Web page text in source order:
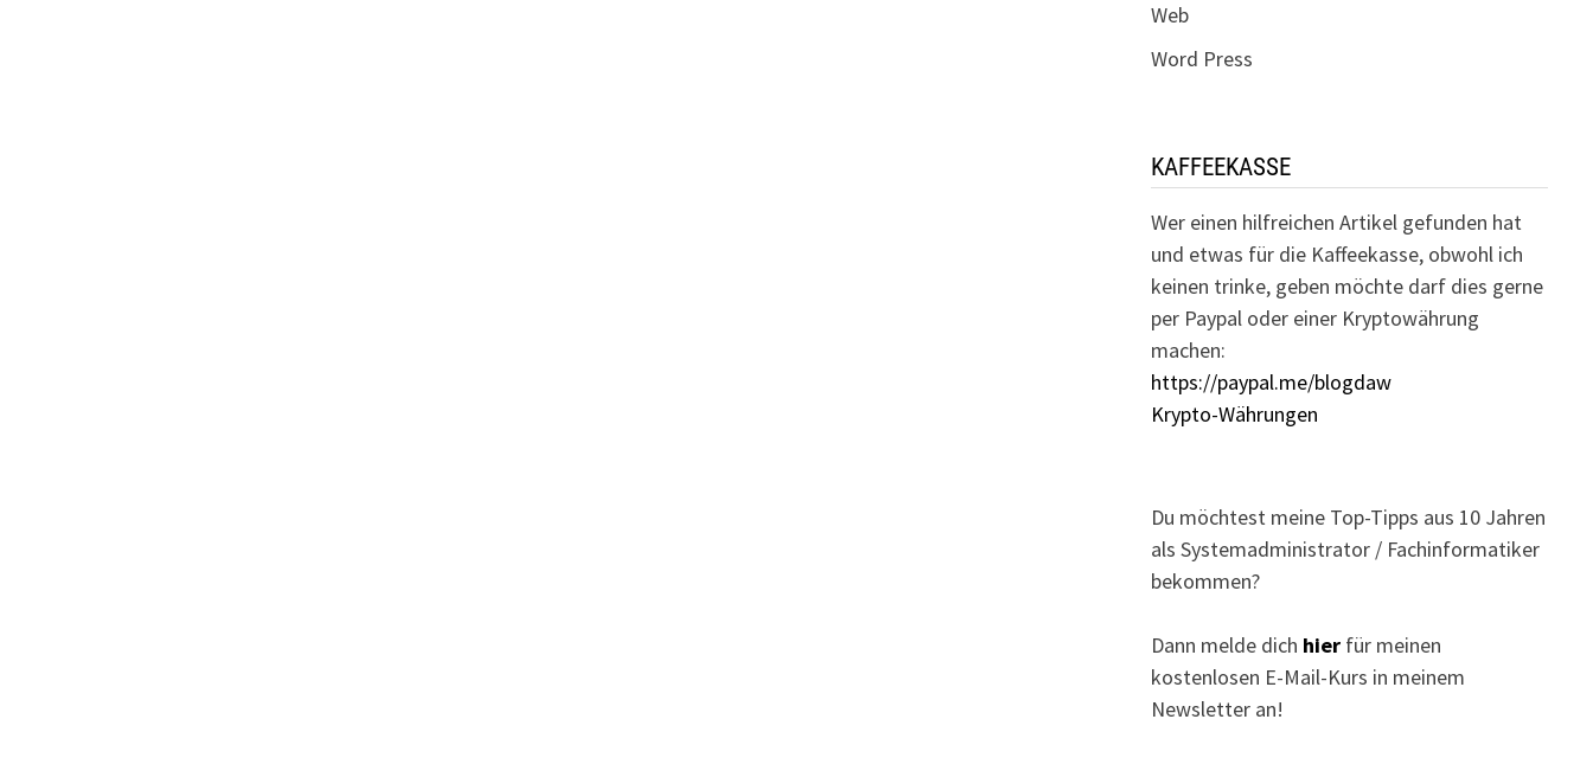
Web
Word Press
KAFFEEKASSE
Wer einen hilfreichen Artikel gefunden hat
und etwas für die Kaffeekasse, obwohl ich
keinen trinke, geben möchte darf dies gerne
per Paypal oder einer Kryptowährung
machen:
https://paypal.me/blogdaw
Krypto-Währungen
Du möchtest meine Top-Tipps aus 10 Jahren
als Systemadministrator / Fachinformatiker
bekommen?
Dann melde dich hierfür meinen
kostenlosen E-Mail-Kurs in meinem
Newsletter an!